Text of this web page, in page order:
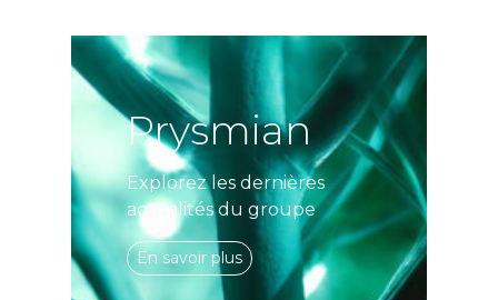
Prysmian
Explorez les dernières
actualités du groupe
En savoir plus